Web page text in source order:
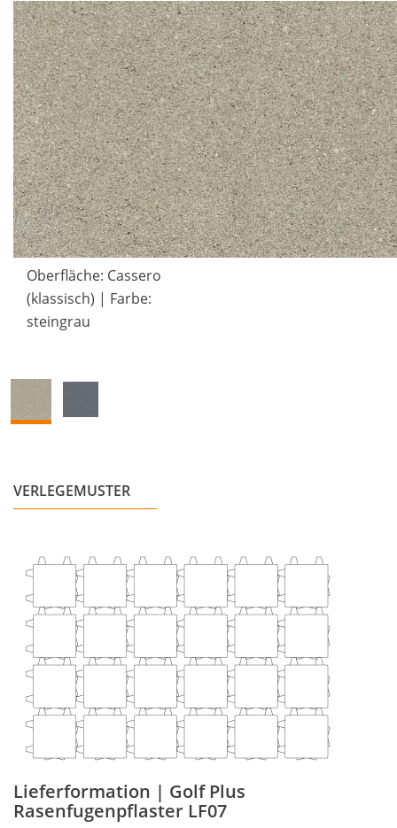
Oberfläche: Cassero
(klassisch) | Farbe:
steingrau
VERLEGEMUSTER
Lieferformation | Golf Plus
Rasenfugenpflaster LF07